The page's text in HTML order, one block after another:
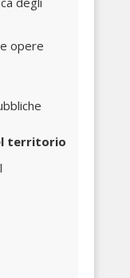
opere
territorio